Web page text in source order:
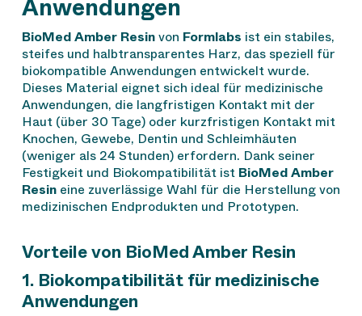
Anwendungen
BioMed Amber Resinvon Formlabs ist ein stabiles,
steifes und halbtransparentes Harz, das speziell für
biokompatible Anwendungen entwickelt wurde.
Dieses Material eignet sich ideal für medizinische
Anwendungen, die langfristigen Kontakt mit der
Haut (über 30 Tage) oder kurzfristigen Kontakt mit
Knochen, Gewebe, Dentin und Schleimhäuten
(weniger als 24 Stunden) erfordern. Dank seiner
Festigkeit und Biokompatibilität ist BioMed Amber
Resineine zuverlässige Wahl für die Herstellung von
medizinischen Endprodukten und Prototypen.
Vorteile von BioMed Amber Resin
1. Biokompatibilität für medizinische
Anwendungen